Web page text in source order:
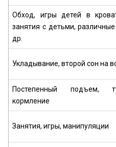
Обход, игры детей в
занятия с детьми,
др.
Укладывание, второй сон на
Постепенный подъем,
кормление
Занятия, игры, манипуляции